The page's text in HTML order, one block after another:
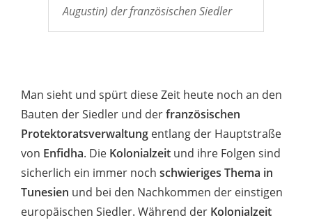
Augustin) der französischen Siedler
Man sieht und spürt diese Zeit heute noch an den
Bauten der Siedler und derfranzösischen
Protektoratsverwaltung entlang der Hauptstraße
von Enfidha. Die Kolonialzeit und ihre Folgen sind
sicherlich ein immer noch schwieriges Thema in
Tunesien und bei den Nachkommen der einstigen
europäischen Siedler. Während der Kolonialzeit